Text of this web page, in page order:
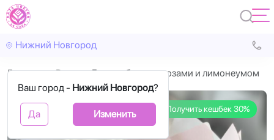
Нижний Новгород
Ваш город - Нижний Новгород?
Да Изменить
Главная Розы Букет с белыми розами и лимонеумом
Получить кешбек 30%